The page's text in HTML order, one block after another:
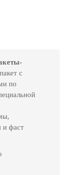
с
по
и фаст